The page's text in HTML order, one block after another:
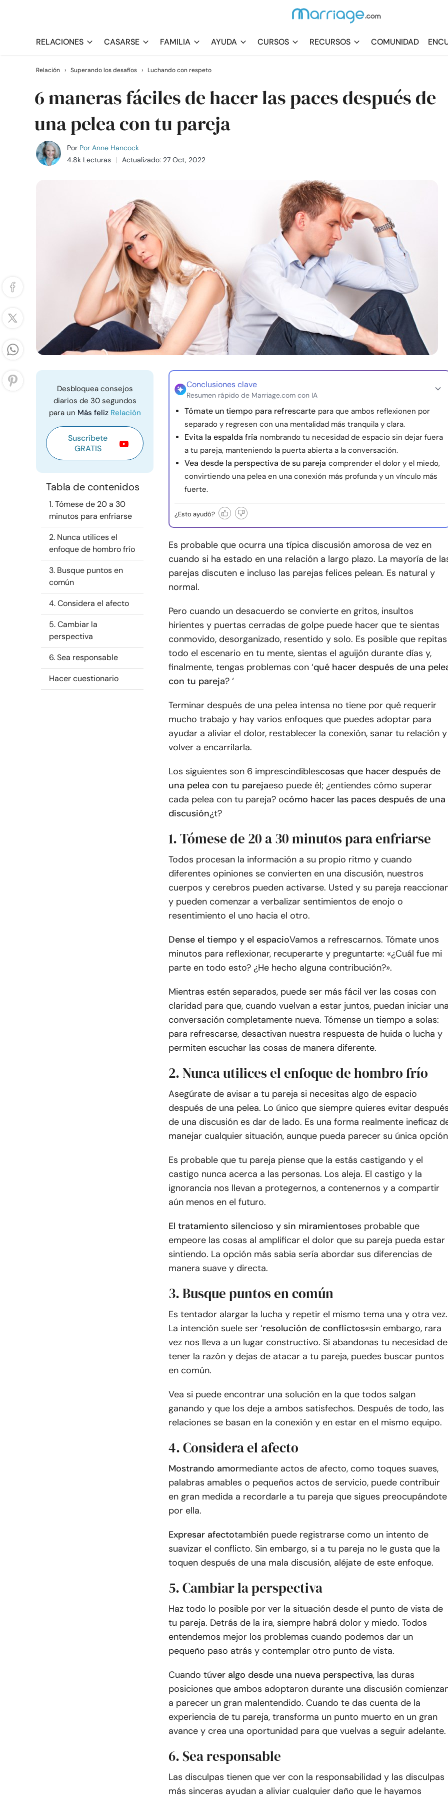
RELACIONES CASARSE FAMILIA AYUDA CURSOS RECURSOS COMUNIDAD
Relación › Superando los desafíos › Luchando con respeto
6 maneras fáciles de hacer las paces después de
una pelea con tu pareja
Por Por Anne Hancock
4.8k Lecturas
Actualizado: 27 Oct, 2022
Desbloquea consejos
diarios de 30 segundos
para un Más feliz Relación
Suscríbete
GRATIS
Tabla de contenidos
1. Tómese de 20 a 30
minutos para enfriarse
2. Nunca utilices el
enfoque de hombro frío
3. Busque puntos en
común
4. Considera el afecto
5. Cambiar la
perspectiva
6. Sea responsable
Hacer cuestionario
Conclusiones clave
Resumen rápido de Marriage.com con IA
Tómate un tiempo para refrescarte para que ambos reflexionen por
separado y regresen con una mentalidad más tranquila y clara.
Evita la espalda fría nombrando tu necesidad de espacio sin dejar fuera
a tu pareja, manteniendo la puerta abierta a la conversación.
Vea desde la perspectiva de su pareja comprender el dolor y el miedo,
convirtiendo una pelea en una conexión más profunda y un vínculo más
fuerte.
¿Esto ayudó?
Es probable que ocurra una típica discusión amorosa de vez en
cuando si ha estado en una relación a largo plazo. La mayoría de
parejas discuten e incluso las parejas felices pelean. Es natural y
normal.
Pero cuando un desacuerdo se convierte en gritos, insultos
hirientes y puertas cerradas de golpe puede hacer que te sientas
conmovido, desorganizado, resentido y solo. Es posible que repitas
todo el escenario en tu mente, sientas el aguijón durante días y,
finalmente, tengas problemas con ‘qué hacer después de una
con tu pareja? ‘
Terminar después de una pelea intensa no tiene por qué requerir
mucho trabajo y hay varios enfoques que puedes adoptar para
ayudar a aliviar el dolor, restablecer la conexión, sanar tu relación y
volver a encarrilarla.
Los siguientes son 6 imprescindiblescosas que hacer después de
una pelea con tu parejaeso puede él; ¿entiendes cómo superar
cada pelea con tu pareja? ocómo hacer las paces después de una
discusión¿t?
1. Tómese de 20 a 30 minutos para enfriarse
Todos procesan la información a su propio ritmo y cuando
diferentes opiniones se convierten en una discusión, nuestros
cuerpos y cerebros pueden activarse. Usted y su pareja
y pueden comenzar a verbalizar sentimientos de enojo o
resentimiento el uno hacia el otro.
Dense el tiempo y el espacioVamos a refrescarnos. Tómate unos
minutos para reflexionar, recuperarte y preguntarte: «¿Cuál fue mi
parte en todo esto? ¿He hecho alguna contribución?».
Mientras estén separados, puede ser más fácil ver las cosas con
claridad para que, cuando vuelvan a estar juntos, puedan iniciar
conversación completamente nueva. Tómense un tiempo a solas:
para refrescarse, desactivan nuestra respuesta de huida o lucha y
permiten escuchar las cosas de manera diferente.
2. Nunca utilices el enfoque de hombro frío
Asegúrate de avisar a tu pareja si necesitas algo de espacio
después de una pelea. Lo único que siempre quieres evitar
de una discusión es dar de lado. Es una forma realmente ineficaz
manejar cualquier situación, aunque pueda parecer su única
Es probable que tu pareja piense que la estás castigando y el
castigo nunca acerca a las personas. Los aleja. El castigo y la
ignorancia nos llevan a protegernos, a contenernos y a compartir
aún menos en el futuro.
El tratamiento silencioso y sin miramientoses probable que
empeore las cosas al amplificar el dolor que su pareja pueda estar
sintiendo. La opción más sabia sería abordar sus diferencias de
manera suave y directa.
3. Busque puntos en común
Es tentador alargar la lucha y repetir el mismo tema una y otra vez.
La intención suele ser ‘resolución de conflictos«sin embargo, rara
vez nos lleva a un lugar constructivo. Si abandonas tu necesidad de
tener la razón y dejas de atacar a tu pareja, puedes buscar puntos
en común.
Vea si puede encontrar una solución en la que todos salgan
ganando y que los deje a ambos satisfechos. Después de todo, las
relaciones se basan en la conexión y en estar en el mismo equipo.
4. Considera el afecto
Mostrando amormediante actos de afecto, como toques suaves,
palabras amables o pequeños actos de servicio, puede contribuir
en gran medida a recordarle a tu pareja que sigues preocupándote
por ella.
Expresar afectotambién puede registrarse como un intento de
suavizar el conflicto. Sin embargo, si a tu pareja no le gusta que la
toquen después de una mala discusión, aléjate de este enfoque.
5. Cambiar la perspectiva
Haz todo lo posible por ver la situación desde el punto de vista de
tu pareja. Detrás de la ira, siempre habrá dolor y miedo. Todos
entendemos mejor los problemas cuando podemos dar un
pequeño paso atrás y contemplar otro punto de vista.
Cuando túver algo desde una nueva perspectiva, las duras
posiciones que ambos adoptaron durante una discusión
a parecer un gran malentendido. Cuando te das cuenta de la
experiencia de tu pareja, transforma un punto muerto en un gran
avance y crea una oportunidad para que vuelvas a seguir adelante.
6. Sea responsable
Las disculpas tienen que ver con la responsabilidad y las disculpas
más sinceras ayudan a aliviar cualquier daño que le hayamos